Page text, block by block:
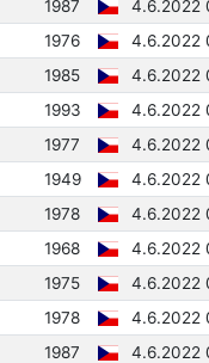
1987
4.6.2022
1976
4.6.2022
1985
4.6.2022
1993
4.6.2022
1977
4.6.2022
1949
4.6.2022
1978
4.6.2022
1968
4.6.2022
1975
4.6.2022
1978
4.6.2022
1987
4.6.2022